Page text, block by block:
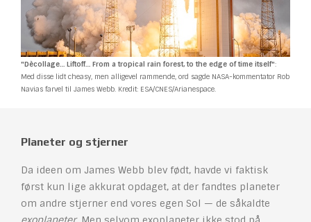
"Dècollage… Liftoff… From a tropical rain forest, to the edge of time itself":
Med disse lidt cheasy, men alligevel rammende, ord sagde NASA-kommentator Rob
Navias farvel til James Webb. Kredit: ESA/CNES/Arianespace.
Planeter og stjerner
Da ideen om James Webb blev født, havde vi faktisk
først kun lige akkurat opdaget, at der fandtes planeter
om andre stjerner end vores egen Sol — de såkaldte